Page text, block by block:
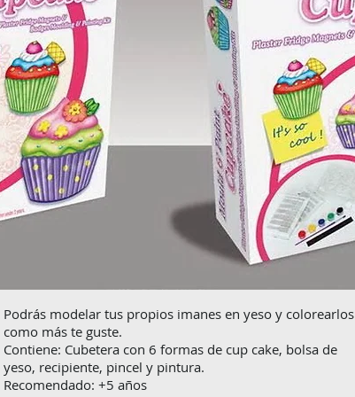
Podrás modelar tus propios imanes en yeso y colorearlos
como más te guste.
Contiene: Cubetera con 6 formas de cup cake, bolsa de
yeso, recipiente, pincel y pintura.
Recomendado: +5 años